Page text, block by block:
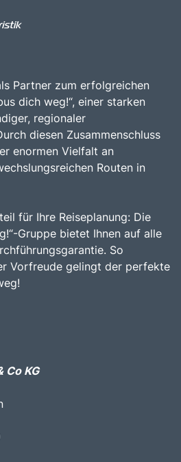
aus historischer
und der Möglichkeit, die
macht Rüdesheim zu
für Reisende, die die Vielfalt
Region entdecken
Partner zum erfolgreichen
dich weg!“, einer starken
regionaler
diesen Zusammenschluss
enormen Vielfalt an
Routen in
für Ihre Reiseplanung: Die
Gruppe bietet Ihnen auf alle
So
Vorfreude gelingt der perfekte
Co KG